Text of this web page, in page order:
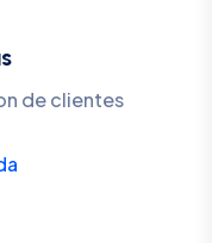
de clientes